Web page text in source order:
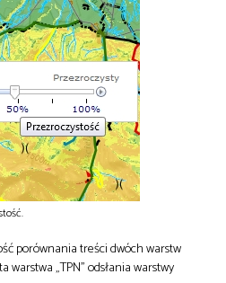
porównania treści dwóch warstw
„TPN” odsłania warstwy